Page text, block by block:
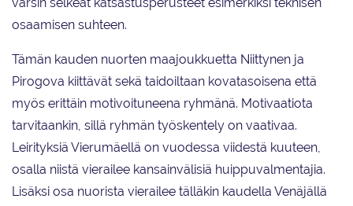
osaamisen suhteen.
Tämän kauden nuorten maajoukkuetta Niittynen ja
Pirogova kiittävät sekä taidoiltaan kovatasoisena että
myös erittäin motivoituneena ryhmänä. Motivaatiota
tarvitaankin, sillä ryhmän työskentely on vaativaa.
Leirityksiä Vierumäellä on vuodessa viidestä kuuteen,
osalla niistä vierailee kansainvälisiä huippuvalmentajia.
Lisäksi osa nuorista vierailee tälläkin kaudella Venäjällä